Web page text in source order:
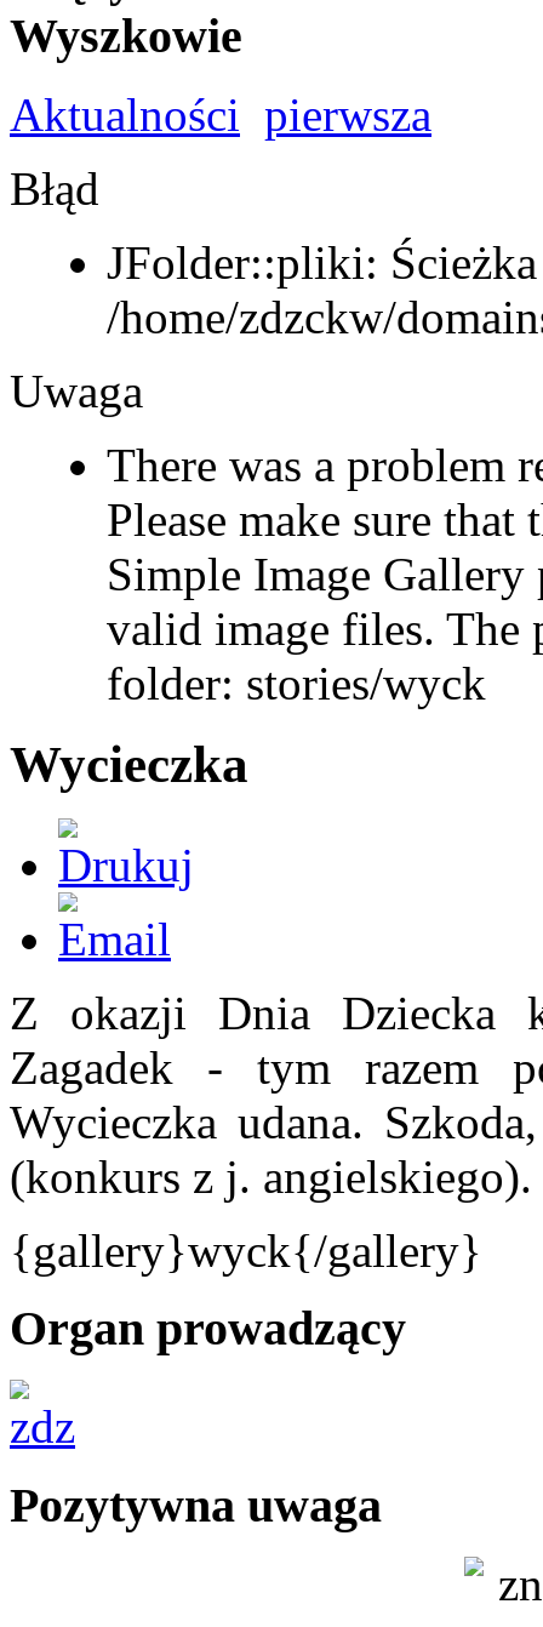
Wyszkowie
Aktualności pierwsza
Błąd
JFolder::pliki:
/home/zdzckw/
Uwaga
There was a problem
Please make sure
Simple Image Gallery
valid image files. The
folder: stories/wyck
Wycieczka
Z okazji Dnia Dziecka
Zagadek - tym razem
Wycieczka udana.
(konkurs z j. angielskiego).
{gallery}wyck{/gallery}
Organ prowadzący
Pozytywna uwaga